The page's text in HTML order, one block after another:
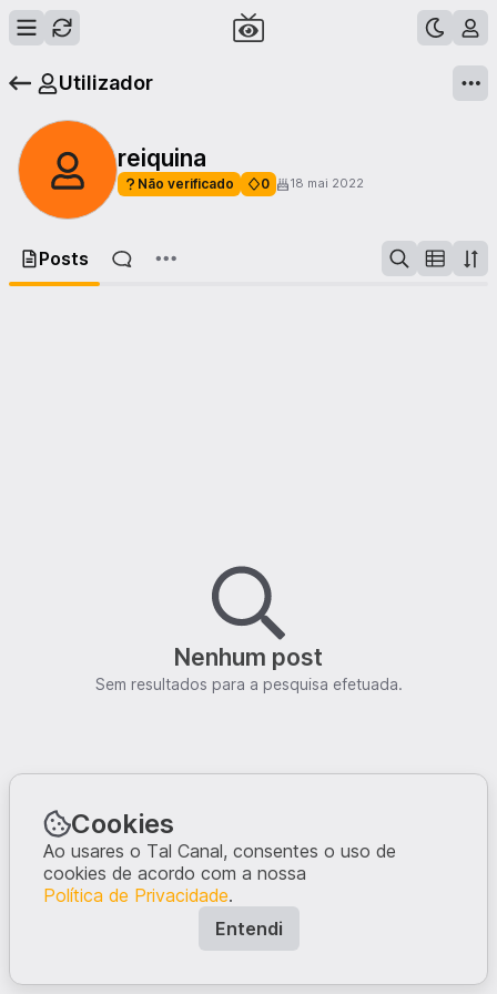
Utilizador
reiquina
Não verificado 0 18 mai 2022
Posts
Nenhum post
Sem resultados para a pesquisa efetuada.
Cookies
Ao usares o Tal Canal, consentes o uso de
cookies de acordo com a nossa
Política de Privacidade.
Entendi